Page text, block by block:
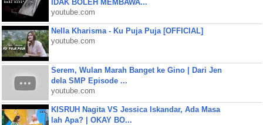
IDAK BOLEH MEMBAWA...
youtube.com
Nella Kharisma - Ku Puja Puja [OFFICIAL]
youtube.com
Serem, Wulan Marah Banget ke Gino | Dari Jen
dela SMP Episode ...
youtube.com
KISRUH Nagita VS Jessica Iskandar, Ada Masa
lah Apa? | OKAY BO...